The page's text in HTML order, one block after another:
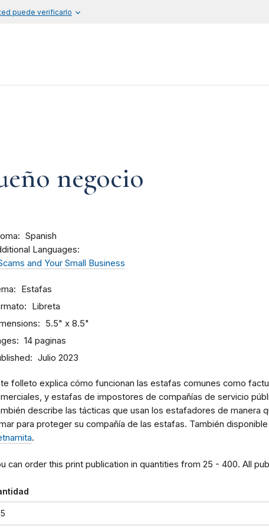
puede verificarlo
negocio
Spanish
Languages:
and Your Small Business
Estafas
Libreta
5.5" x 8.5"
14 paginas
Julio 2023
folleto explica cómo funcionan las estafas comunes como
y estafas de impostores de compañías de servicio
describe las tácticas que usan los estafadores de manera
para proteger su compañía de las estafas. También disponible
.
can order this print publication in quantities from 25 - 400. All